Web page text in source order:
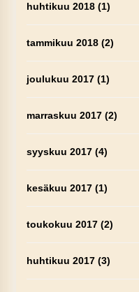
huhtikuu 2018(1)
tammikuu 2018(2)
joulukuu 2017(1)
marraskuu 2017(2)
syyskuu 2017(4)
kesäkuu 2017(1)
toukokuu 2017(2)
huhtikuu 2017(3)